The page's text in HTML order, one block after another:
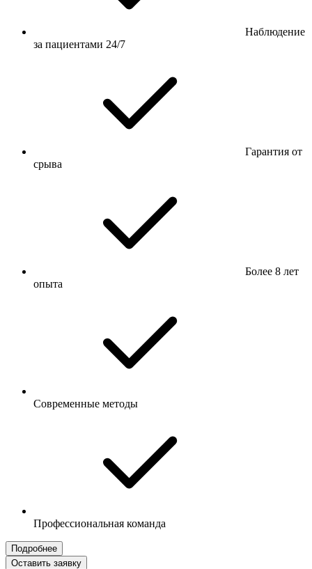
Наблюдение
за пациентами 24/7
Гарантия от
срыва
Более 8 лет
опыта
Современные методы
Профессиональная команда
Подробнее
Оставить заявку